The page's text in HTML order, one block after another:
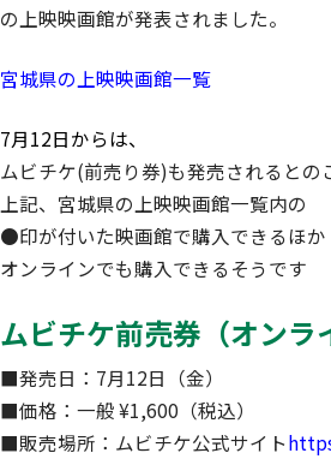
の上映映画館が発表されました。
宮城県の上映映画館一覧
7月12日からは、
ムビチケ(前売り券)も発売されるとの
上記、宮城県の上映映画館一覧内の
●印が付いた映画館で購入できるほか
オンラインでも購入できるそうです
ムビチケ前売券（オンラ
■発売日：7月12日（金）
■価格：一般 ¥1,600（税込）
■販売場所：ムビチケ公式サイト